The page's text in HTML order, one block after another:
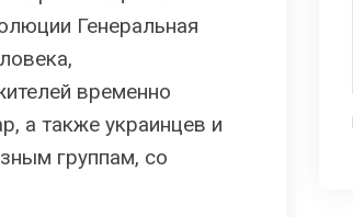
Генеральная
временно
а также украинцев и
группам, со